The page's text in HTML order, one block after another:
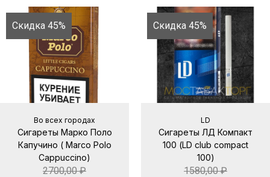
Скидка 45%
Во всех городах
Сигареты Марко Поло
Капучино ( Marco Polo
Cappuccino)
2700,00₽
Скидка 45%
LD
Сигареты ЛД Компакт
100 (LD club compact
100)
1580,00₽